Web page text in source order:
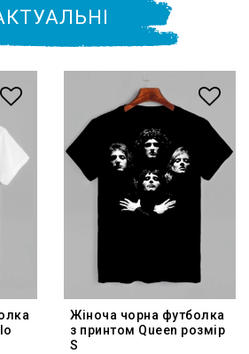
Жіноча чорна футболка
з принтом Queen розмір
S